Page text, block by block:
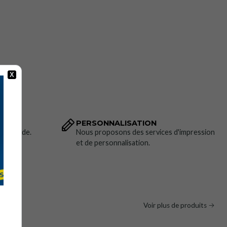
techniques :
% polyester, 1 % fibre antistatique.
sur le devant.
PERSONNALISATION
Nous proposons des services d'impression
et de personnalisation.
Voir plus de produits
X